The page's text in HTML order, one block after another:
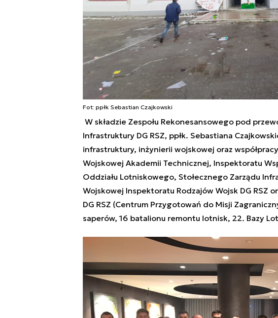
Fot: ppłk Sebastian Czajkowski
W składzie Zespołu Rekonesansowego pod
Infrastruktury DG RSZ, ppłk. Sebastiana
infrastruktury, inżynierii wojskowej oraz
Wojskowej Akademii Technicznej, Inspektoratu
Oddziału Lotniskowego, Stołecznego Zarządu
Wojskowej Inspektoratu Rodzajów Wojsk DG RSZ
DG RSZ (Centrum Przygotowań do Misji
saperów, 16 batalionu remontu lotnisk, 22. Bazy